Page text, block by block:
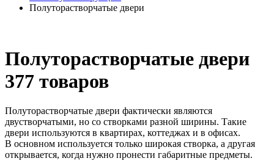
Полуторастворчатые двери
Полуторастворчатые двери
377 товаров
Полуторастворчатые двери фактически являются
двустворчатыми, но со створками разной ширины. Такие
двери используются в квартирах, коттеджах и в офисах.
В основном используется только широкая створка, а другая
открывается, когда нужно пронести габаритные предметы.